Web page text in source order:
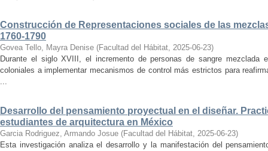
Construcción de Representaciones sociales de las
1760-1790
Govea Tello, Mayra Denise (Facultad del Hábitat, 2025-06-23)
Durante el siglo XVIII, el incremento de personas de sangre
coloniales a implementar mecanismos de control más estrictos para
...
Desarrollo del pensamiento proyectual en el diseñar.
estudiantes de arquitectura en México
Garcia Rodriguez, Armando Josue (Facultad del Hábitat, 2025-06-23)
Esta investigación analiza el desarrollo y la manifestación del